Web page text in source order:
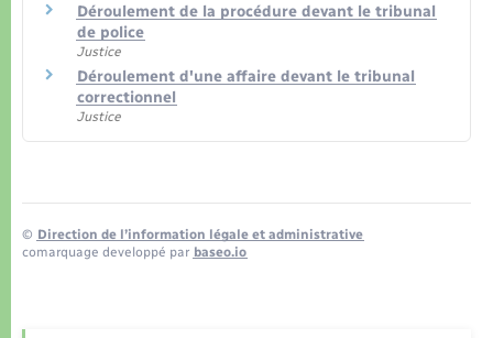
Déroulement de la procédure devant le tribunal
de police
Justice
Déroulement d'une affaire devant le tribunal
correctionnel
Justice
© Direction de l’information légale et administrative
comarquage developpé par baseo.io